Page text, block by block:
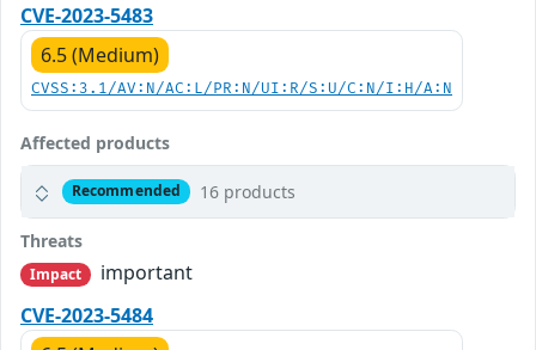
CVE-2023-5483
6.5 (Medium)
CVSS:3.1/AV:N/AC:L/PR:N/UI:R/S:U/C:N/I:H/A:N
Affected products
Recommended 16 products
Threats
Impact
important
CVE-2023-5484